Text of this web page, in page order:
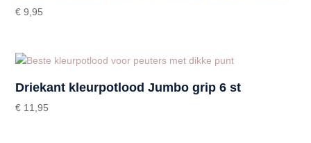
€ 9,95
Driekant kleurpotlood Jumbo grip 6 st
€ 11,95